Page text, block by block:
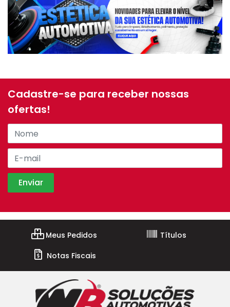
Cadastre-se para receber nossas
ofertas!
Meus Pedidos
Títulos
Notas Fiscais